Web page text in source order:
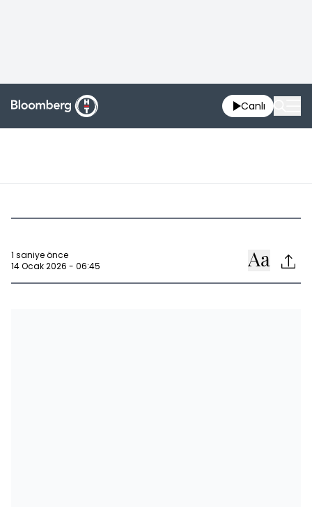
Canlı
1 saniye önce
14 Ocak 2026 - 06:45